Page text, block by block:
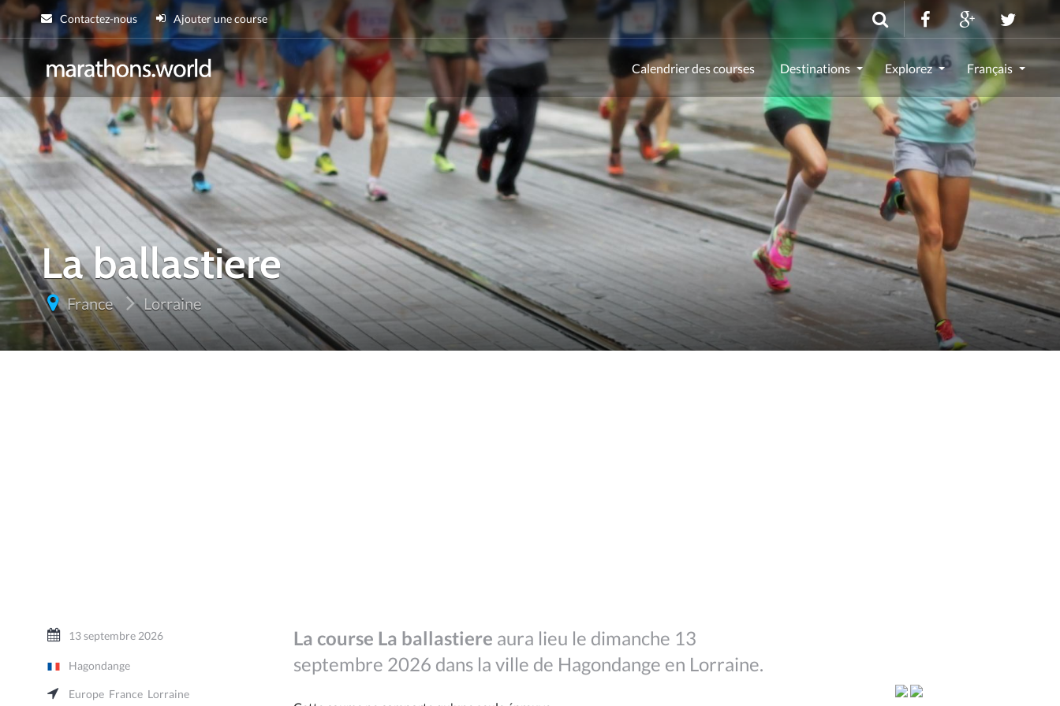
Contactez-nous Ajouter une course
marathons.world
Calendrier des courses Destinations Explorez Français
La ballastiere
France Lorraine
13 septembre 2026
Hagondange
Europe France Lorraine
La course La ballastiere aura lieu le dimanche 13
septembre 2026 dans la ville de Hagondange en Lorraine.